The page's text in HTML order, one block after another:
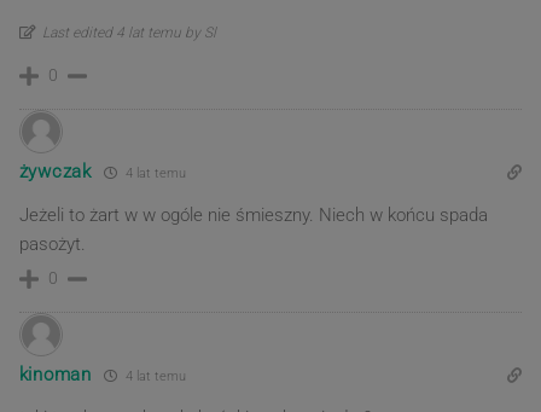
Last edited 4 lat temu by Sl
0
żywczak 4 lat temu
Jeżeli to żart w w ogóle nie śmieszny. Niech w końcu spada
pasożyt.
0
kinoman 4 lat temu